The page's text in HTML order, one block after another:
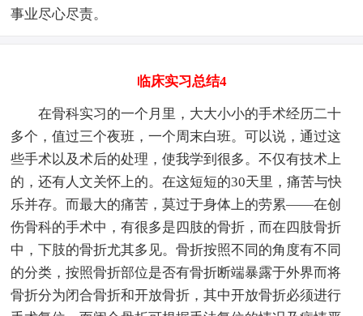
事业尽心尽责。
临床实习总结4
在骨科实习的一个月里，大大小小的手术经历二十
多个，值过三个夜班，一个周末白班。可以说，通过这
些手术以及术后的处理，使我学到很多。不仅有技术上
的，还有人文关怀上的。在这短短的30天里，痛苦与快
乐并存。而最大的痛苦，莫过于身体上的劳累——在创
伤骨科的手术中，有很多是四肢的骨折，而在四肢骨折
中，下肢的骨折尤其多见。骨折按照不同的角度有不同
的分类，按照骨折部位是否有骨折断端暴露于外界而将
骨折分为闭合骨折和开放骨折，其中开放骨折必须进行